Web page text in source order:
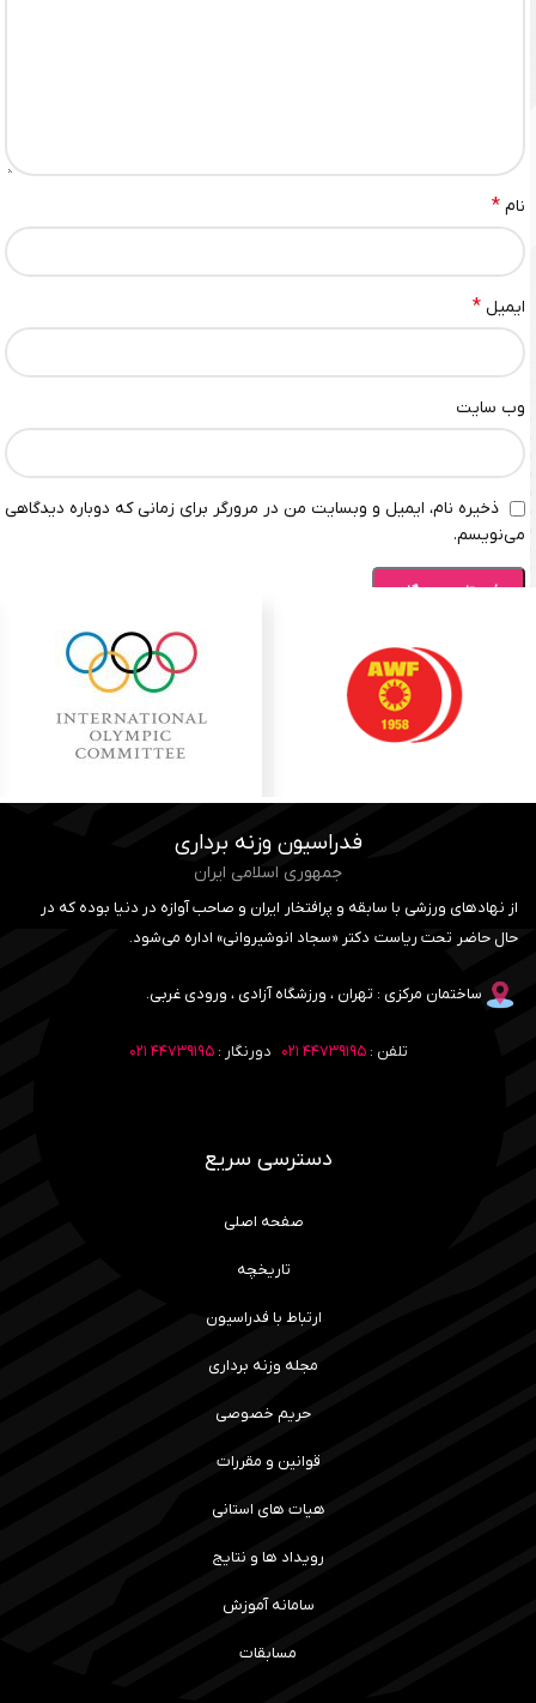
نام *
ایمیل *
وب‌ سایت
ذخیره نام، ایمیل و وبسایت من در مرورگر برای زمانی که دوباره دیدگاهی
می‌نویسم.
فدراسیون وزنه برداری
جمهوری اسلامی ایران
از نهادهای ورزشی با سابقه و پرافتخار ایران و صاحب آوازه در دنیا بوده که در
حال حاضر تحت ریاست دکتر «سجاد انوشیروانی» اداره می‌شود.
ساختمان مرکزی : تهران ، ورزشگاه آزادی ، ورودی غربی.
تلفن :۴۴۷۳۹۱۹۵ ۰۲۱ دورنگار :۴۴۷۳۹۱۹۵ ۰۲۱
دسترسی سریع
صفحه اصلی
تاریخچه
ارتباط با فدراسیون
مجله وزنه برداری
حریم خصوصی
قوانین و مقررات
هیات های استانی
رویداد ها و نتایج
سامانه آموزش
مسابقات